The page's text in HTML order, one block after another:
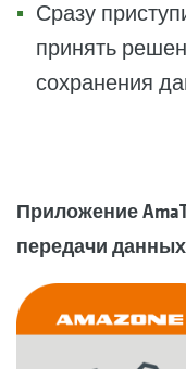
Сразу
принять
сохранения
Приложение
передачи